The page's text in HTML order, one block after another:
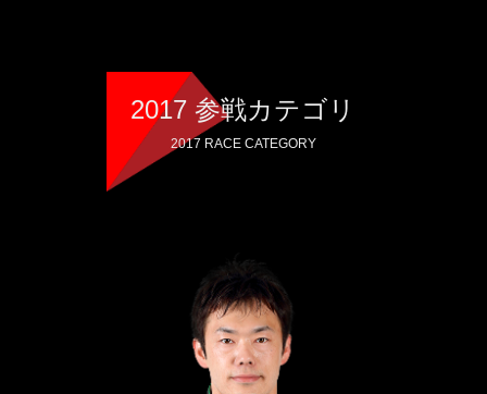
2017 参戦カテゴリ
2017 RACE CATEGORY